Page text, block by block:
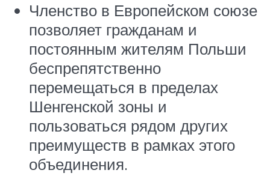
Членство в Европейском союзе
позволяет гражданам и
постоянным жителям Польши
беспрепятственно
перемещаться в пределах
Шенгенской зоны и
пользоваться рядом других
преимуществ в рамках этого
объединения.